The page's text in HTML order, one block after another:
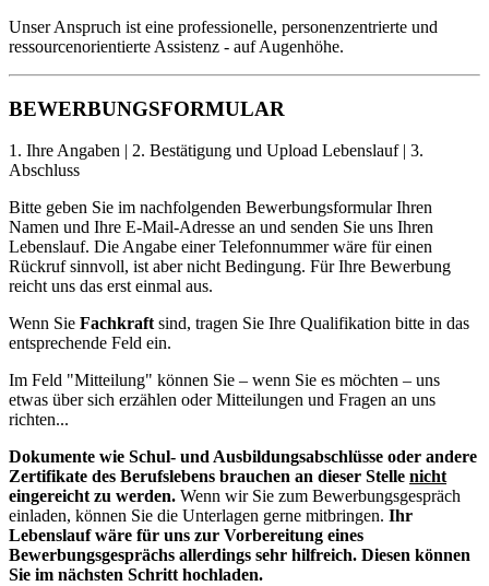
Unser Anspruch ist eine professionelle, personenzentrierte und
ressourcenorientierte Assistenz - auf Augenhöhe.
BEWERBUNGSFORMULAR
1. Ihre Angaben | 2. Bestätigung und Upload Lebenslauf| 3.
Abschluss
Bitte geben Sie im nachfolgenden Bewerbungsformular Ihren
Namen und Ihre E-Mail-Adresse an und senden Sie uns Ihren
Lebenslauf. Die Angabe einer Telefonnummer wäre für einen
Rückruf sinnvoll, ist aber nicht Bedingung. Für Ihre Bewerbung
reicht uns das erst einmal aus.
Wenn Sie Fachkraft sind, tragen Sie Ihre Qualifikation bitte in das
entsprechende Feld ein.
Im Feld "Mitteilung" können Sie – wenn Sie es möchten – uns
etwas über sich erzählen oder Mitteilungen und Fragen an uns
richten...
Dokumente wie Schul- und Ausbildungsabschlüsse oder andere
Zertifikate des Berufslebens brauchen an dieser Stelle nicht
eingereicht zu werden. Wenn wir Sie zum Bewerbungsgespräch
einladen, können Sie die Unterlagen gerne mitbringen. Ihr
Lebenslauf wäre für uns zur Vorbereitung eines
Bewerbungsgesprächs allerdings sehr hilfreich. Diesen können
Sie im nächsten Schritt hochladen.